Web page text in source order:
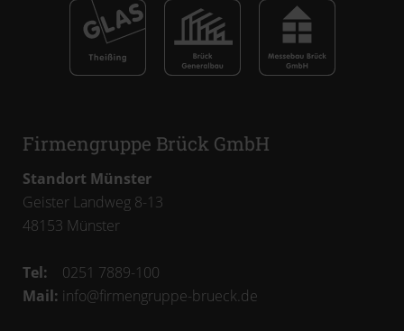
Firmengruppe Brück GmbH
Standort Münster
Geister Landweg 8-13
48153 Münster
Tel:
0251 7889-100
Mail: info@firmengruppe-brueck.de